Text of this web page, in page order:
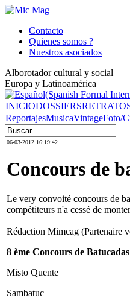
Contacto
Quienes somos ?
Nuestros asociados
Alborotador cultural y social
Europa y Latinoamérica
INICIODOSSIERS
ReportajesMusicaVintageFoto/
06-03-2012 16:19:42
Concours de
Le very convoité concours de
compétiteurs n'a cessé de monter
Rédaction Mimcag (Partenaire
8 ème Concours de
Misto Quente
Sambatuc